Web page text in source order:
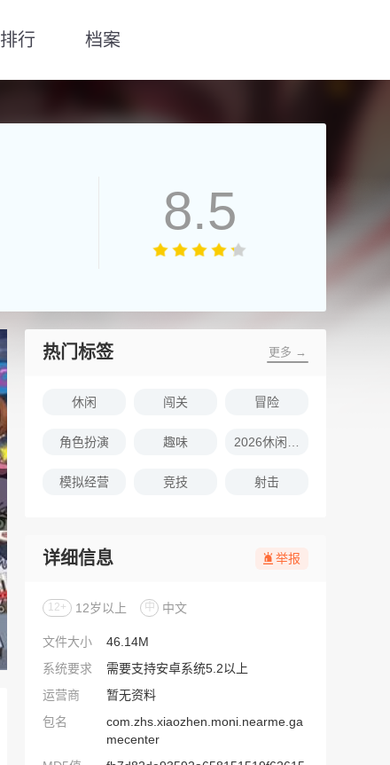
排行 档案
8.5
热门标签 更多 →
休闲 闯关 冒险
角色扮演 趣味
模拟经营 竞技 射击
详细信息 举报
12+ 12岁以上 中 中文
文件大小
46.14M
系统要求
需要支持安卓系统5.2以上
运营商
暂无资料
包名
com.zhs.xiaozhen.moni.nearme.ga
mecenter